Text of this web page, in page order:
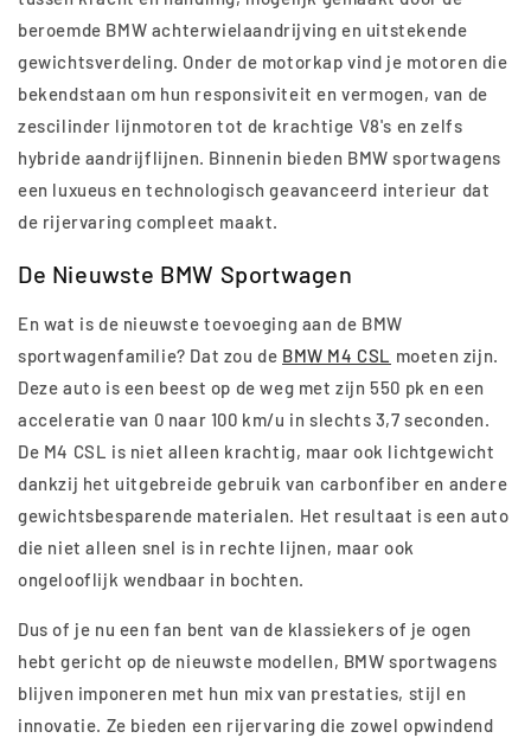
beroemde BMW achterwielaandrijving en uitstekende
gewichtsverdeling. Onder de motorkap vind je motoren die
bekendstaan om hun responsiviteit en vermogen, van de
zescilinder lijnmotoren tot de krachtige V8's en zelfs
hybride aandrijflijnen. Binnenin bieden BMW sportwagens
een luxueus en technologisch geavanceerd interieur dat
de rijervaring compleet maakt.
De Nieuwste BMW Sportwagen
En wat is de nieuwste toevoeging aan de BMW
sportwagenfamilie? Dat zou de BMW M4 CSL moeten zijn.
Deze auto is een beest op de weg met zijn 550 pk en een
acceleratie van 0 naar 100 km/u in slechts 3,7 seconden.
De M4 CSL is niet alleen krachtig, maar ook lichtgewicht
dankzij het uitgebreide gebruik van carbonfiber en andere
gewichtsbesparende materialen. Het resultaat is een auto
die niet alleen snel is in rechte lijnen, maar ook
ongelooflijk wendbaar in bochten.
Dus of je nu een fan bent van de klassiekers of je ogen
hebt gericht op de nieuwste modellen, BMW sportwagens
blijven imponeren met hun mix van prestaties, stijl en
innovatie. Ze bieden een rijervaring die zowel opwindend